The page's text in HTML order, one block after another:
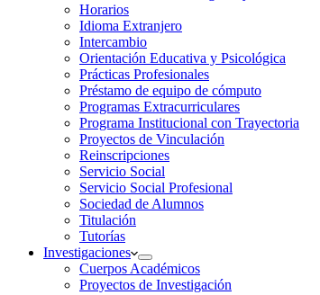
Horarios
Idioma Extranjero
Intercambio
Orientación Educativa y Psicológica
Prácticas Profesionales
Préstamo de equipo de cómputo
Programas Extracurriculares
Programa Institucional con Trayectoria
Proyectos de Vinculación
Reinscripciones
Servicio Social
Servicio Social Profesional
Sociedad de Alumnos
Titulación
Tutorías
Investigaciones
Cuerpos Académicos
Proyectos de Investigación